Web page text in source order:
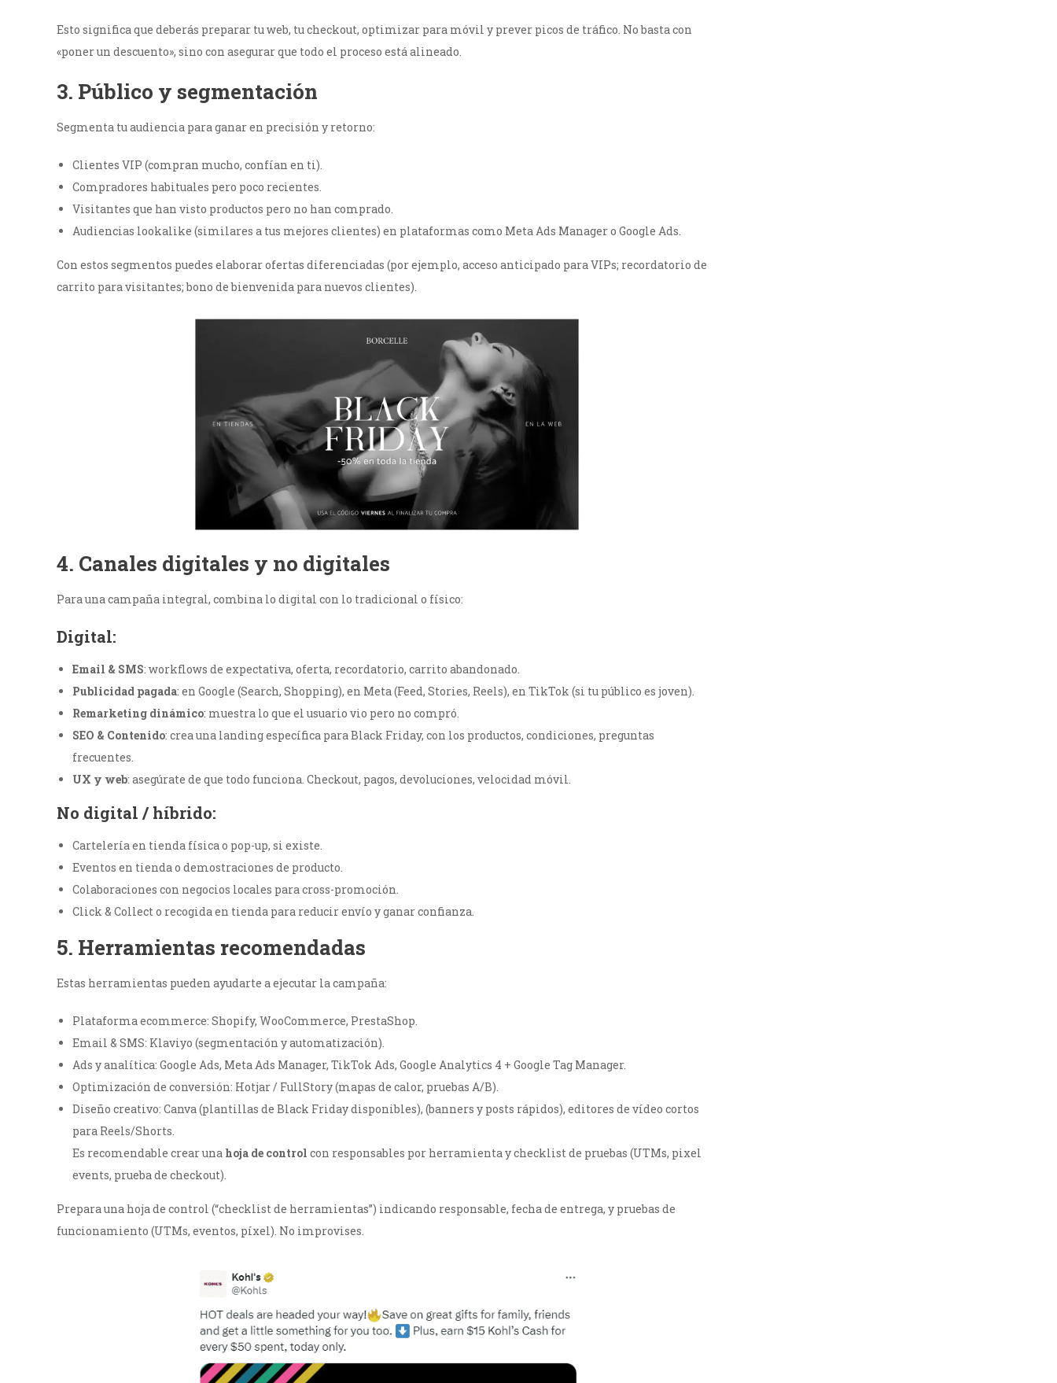
Esto significa que deberás preparar tu web, tu checkout, optimizar para móvil y prever picos de tráfico. No basta con
«poner un descuento», sino con asegurar que todo el proceso está alineado.
3. Público y segmentación
Segmenta tu audiencia para ganar en precisión y retorno:
Clientes VIP (compran mucho, confían en ti).
Compradores habituales pero poco recientes.
Visitantes que han visto productos pero no han comprado.
Audiencias lookalike (similares a tus mejores clientes) en plataformas como Meta Ads Manager o Google Ads.
Con estos segmentos puedes elaborar ofertas diferenciadas (por ejemplo, acceso anticipado para VIPs; recordatorio de
carrito para visitantes; bono de bienvenida para nuevos clientes).
4. Canales digitales y no digitales
Para una campaña integral, combina lo digital con lo tradicional o físico:
Digital:
Email & SMS: workflows de expectativa, oferta, recordatorio, carrito abandonado.
Publicidad pagada: en Google (Search, Shopping), en Meta (Feed, Stories, Reels), en TikTok (si tu público es joven).
Remarketing dinámico: muestra lo que el usuario vio pero no compró.
SEO & Contenido: crea una landing específica para Black Friday, con los productos, condiciones, preguntas
frecuentes.
UX y web: asegúrate de que todo funciona. Checkout, pagos, devoluciones, velocidad móvil.
No digital / híbrido:
Cartelería en tienda física o pop-up, si existe.
Eventos en tienda o demostraciones de producto.
Colaboraciones con negocios locales para cross-promoción.
Click & Collect o recogida en tienda para reducir envío y ganar confianza.
5. Herramientas recomendadas
Estas herramientas pueden ayudarte a ejecutar la campaña:
Plataforma ecommerce: Shopify, WooCommerce, PrestaShop.
Email & SMS: Klaviyo (segmentación y automatización).
Ads y analítica: Google Ads, Meta Ads Manager, TikTok Ads, Google Analytics 4 + Google Tag Manager.
Optimización de conversión: Hotjar / FullStory (mapas de calor, pruebas A/B).
Diseño creativo: Canva (plantillas de Black Friday disponibles), (banners y posts rápidos), editores de vídeo cortos
para Reels/Shorts.
Es recomendable crear una hoja de control con responsables por herramienta y checklist de pruebas (UTMs, pixel
events, prueba de checkout).
Prepara una hoja de control (“checklist de herramientas”) indicando responsable, fecha de entrega, y pruebas de
funcionamiento (UTMs, eventos, píxel). No improvises.